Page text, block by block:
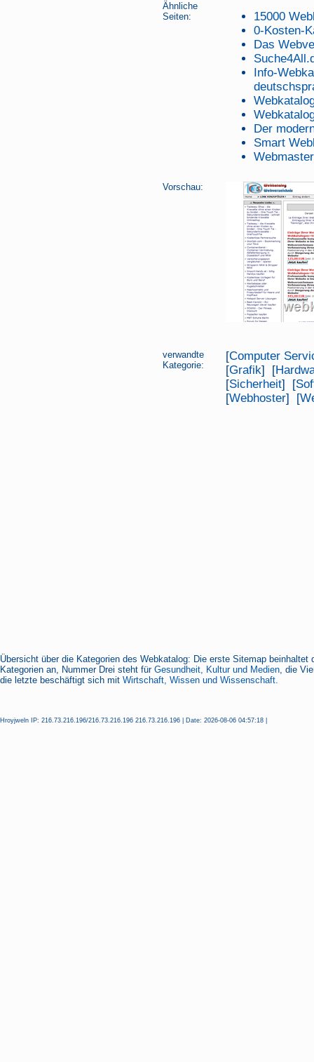
Ähnliche
Seiten:
15000
0-Kosten-
Das
Info-
Der
Smart
Vorschau:
verwandte
Kategorie:
[Computer
[Grafik] [
[Sicherheit] [
[Webhoster] [
Übersicht über die Kategorien des Webkatalog: Die erste Sitemap beinhaltet
Kategorien an, Nummer Drei steht für Gesundheit, Kultur und Medien, die
die letzte beschäftigt sich mit Wirtschaft, Wissen und Wissenschaft.
Hroyjweln IP: 216.73.216.196/216.73.216.196 216.73.216.196 | Date: 2026-08-06 04:57:18 |